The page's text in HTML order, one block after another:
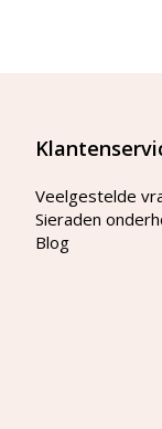
Veelgestelde
Sieraden
Blog